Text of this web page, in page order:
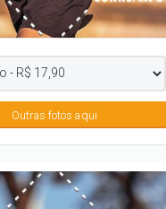
Outras fotos aqui